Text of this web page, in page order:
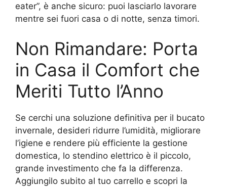
eater”, è anche sicuro: puoi lasciarlo lavorare
mentre sei fuori casa o di notte, senza timori.
Non Rimandare: Porta
in Casa il Comfort che
Meriti Tutto l’Anno
Se cerchi una soluzione definitiva per il bucato
invernale, desideri ridurre l’umidità, migliorare
l’igiene e rendere più efficiente la gestione
domestica, lo stendino elettrico è il piccolo,
grande investimento che fa la differenza.
Aggiungilo subito al tuo carrello e scopri la